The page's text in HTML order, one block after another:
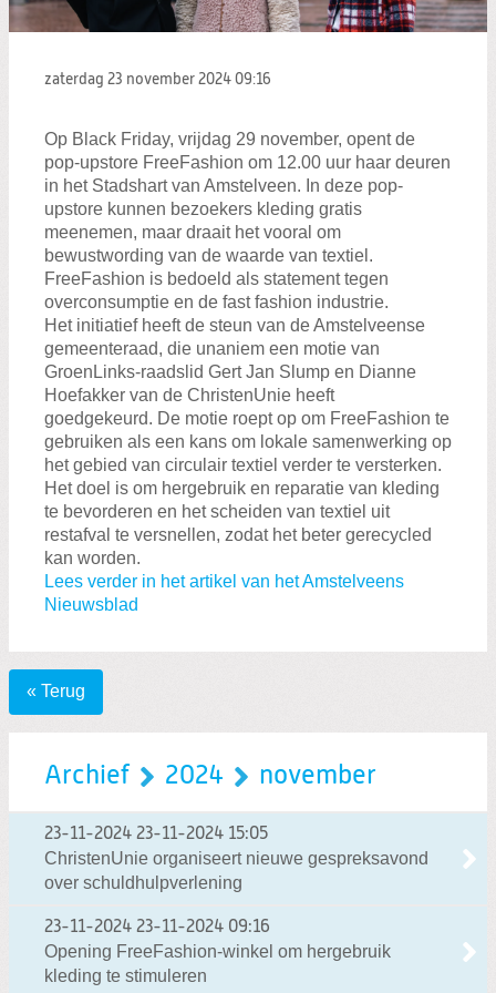
zaterdag 23 november 2024 09:16
Op Black Friday, vrijdag 29 november, opent de
pop-upstore FreeFashion om 12.00 uur haar deuren
in het Stadshart van Amstelveen. In deze pop-
upstore kunnen bezoekers kleding gratis
meenemen, maar draait het vooral om
bewustwording van de waarde van textiel.
FreeFashion is bedoeld als statement tegen
overconsumptie en de fast fashion industrie.
Het initiatief heeft de steun van de Amstelveense
gemeenteraad, die unaniem een motie van
GroenLinks-raadslid Gert Jan Slump en Dianne
Hoefakker van de ChristenUnie heeft
goedgekeurd. De motie roept op om FreeFashion te
gebruiken als een kans om lokale samenwerking op
het gebied van circulair textiel verder te versterken.
Het doel is om hergebruik en reparatie van kleding
te bevorderen en het scheiden van textiel uit
restafval te versnellen, zodat het beter gerecycled
kan worden.
Lees verder in het artikel van het Amstelveens
Nieuwsblad
« Terug
Archief 2024 november
23-11-2024 23-11-2024 15:05
ChristenUnie organiseert nieuwe gespreksavond
over schuldhulpverlening
23-11-2024 23-11-2024 09:16
Opening FreeFashion-winkel om hergebruik
kleding te stimuleren